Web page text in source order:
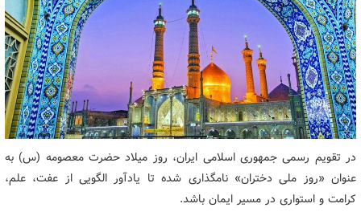
در تقویم رسمی جمهوری اسلامی ایران، روز میلاد حضرت معصومه (س) به
عنوان «روز ملی دختران» نامگذاری شده تا یادآور الگویی از عفت، علم،
کرامت و استواری در مسیر ایمان باشد.